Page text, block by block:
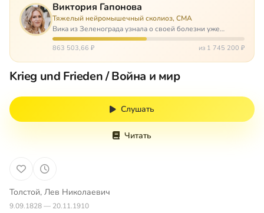
Виктория Гапонова
Тяжелый нейромышечный сколиоз, СМА
Вика из Зеленограда узнала о своей болезни уже
будучи в сознательном возрасте. Ей пришлось
привыкать к инвалидной коляске и сильнейшему
863 503,66 ₽ из 1 745 200 ₽
Krieg und Frieden / Война и мир
Слушать
Читать
Толстой, Лев Николаевич
9.09.1828 — 20.11.1910